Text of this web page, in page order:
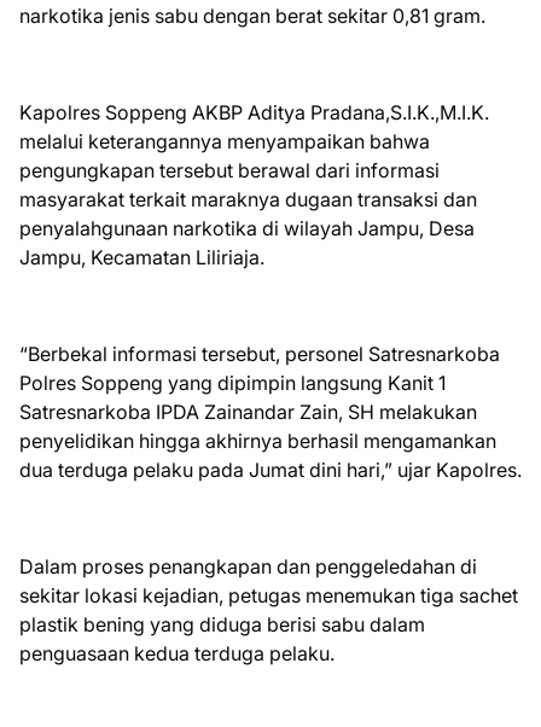
narkotika jenis sabu dengan berat sekitar 0,81 gram.
Kapolres Soppeng AKBP Aditya Pradana,S.I.K.,M.I.K.
melalui keterangannya menyampaikan bahwa
pengungkapan tersebut berawal dari informasi
masyarakat terkait maraknya dugaan transaksi dan
penyalahgunaan narkotika di wilayah Jampu, Desa
Jampu, Kecamatan Liliriaja.
“Berbekal informasi tersebut, personel Satresnarkoba
Polres Soppeng yang dipimpin langsung Kanit 1
Satresnarkoba IPDA Zainandar Zain, SH melakukan
penyelidikan hingga akhirnya berhasil mengamankan
dua terduga pelaku pada Jumat dini hari,” ujar Kapolres.
Dalam proses penangkapan dan penggeledahan di
sekitar lokasi kejadian, petugas menemukan tiga sachet
plastik bening yang diduga berisi sabu dalam
penguasaan kedua terduga pelaku.